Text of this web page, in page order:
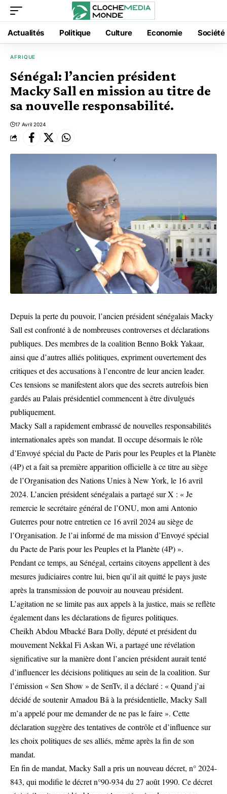
Actualités Politique Culture Economie Société
AFRIQUE
Sénégal: l’ancien président
Macky Sall en mission au titre de
sa nouvelle responsabilité.
17 Avril 2024
Depuis la perte du pouvoir, l’ancien président sénégalais Macky
Sall est confronté à de nombreuses controverses et déclarations
publiques. Des membres de la coalition Benno Bokk Yakaar,
ainsi que d’autres alliés politiques, expriment ouvertement des
critiques et des accusations à l’encontre de leur ancien leader.
Ces tensions se manifestent alors que des secrets autrefois bien
gardés au Palais présidentiel commencent à être divulgués
publiquement.
Macky Sall a rapidement embrassé de nouvelles responsabilités
internationales après son mandat. Il occupe désormais le rôle
d’Envoyé spécial du Pacte de Paris pour les Peuples et la Planète
(4P) et a fait sa première apparition officielle à ce titre au siège
de l’Organisation des Nations Unies à New York, le 16 avril
2024. L’ancien président sénégalais a partagé sur X : « Je
remercie le secrétaire général de l’ONU, mon ami Antonio
Guterres pour notre entretien ce 16 avril 2024 au siège de
l’Organisation. Je l’ai informé de ma mission d’Envoyé spécial
du Pacte de Paris pour les Peuples et la Planète (4P) ».
Pendant ce temps, au Sénégal, certains citoyens appellent à des
mesures judiciaires contre lui, bien qu’il ait quitté le pays juste
après la transmission de pouvoir au nouveau président.
L’agitation ne se limite pas aux appels à la justice, mais se reflète
également dans les déclarations de figures politiques.
Cheikh Abdou Mbacké Bara Dolly, député et président du
mouvement Nekkal Fi Askan Wi, a partagé une révélation
significative sur la manière dont l’ancien président aurait tenté
d’influencer les décisions politiques au sein de la coalition. Sur
l’émission « Sen Show » de SenTv, il a déclaré : « Quand j’ai
décidé de soutenir Amadou Bâ à la présidentielle, Macky Sall
m’a appelé pour me demander de ne pas le faire ». Cette
déclaration suggère des tentatives de contrôle et d’influence sur
les choix politiques de ses alliés, même après la fin de son
mandat.
En fin de mandat, Macky Sall a pris un nouveau décret, n° 2024-
843, qui modifie le décret n°90-934 du 27 août 1990. Ce décret